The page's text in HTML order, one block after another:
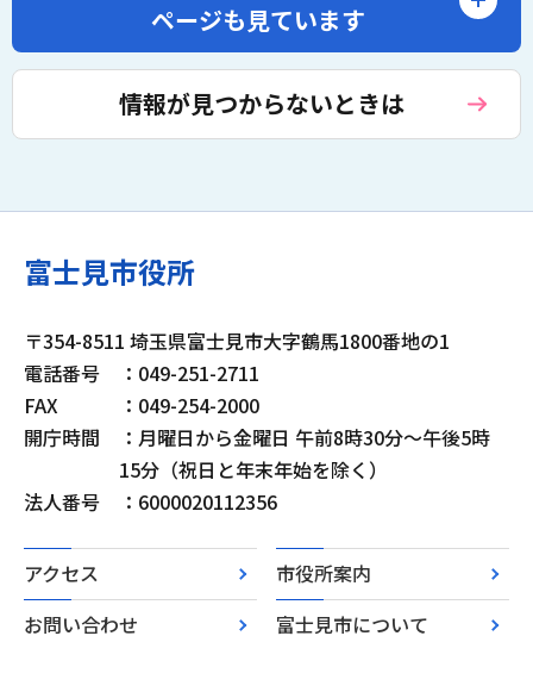
ページも見ています
情報が見つからないときは
富士見市役所
〒354-8511 埼玉県富士見市大字鶴馬1800番地の1
電話番号
：049-251-2711
FAX
：049-254-2000
開庁時間
：月曜日から金曜日 午前8時30分～午後5時
15分（祝日と年末年始を除く）
法人番号
：6000020112356
アクセス
市役所案内
お問い合わせ
富士見市について